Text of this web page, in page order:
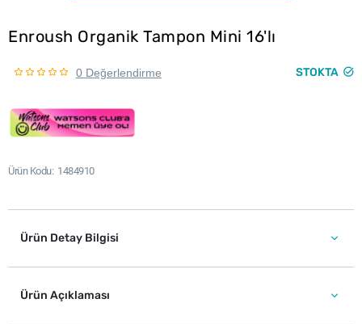
Enroush Organik Tampon Mini 16'lı
0 Değerlendirme STOKTA
Ürün Kodu 1484910
Ürün Detay Bilgisi
Ürün Açıklaması